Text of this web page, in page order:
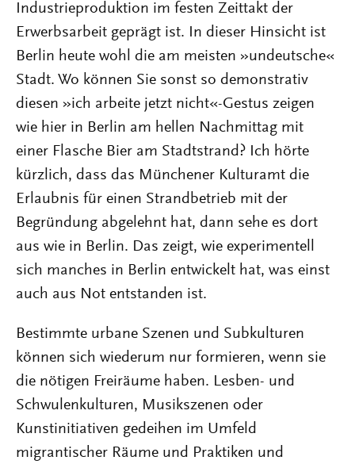
Industrieproduktion im festen Zeittakt der
Erwerbsarbeit geprägt ist. In dieser Hinsicht ist
Berlin heute wohl die am meisten »undeutsche«
Stadt. Wo können Sie sonst so demonstrativ
diesen »ich arbeite jetzt nicht«-Gestus zeigen
wie hier in Berlin am hellen Nachmittag mit
einer Flasche Bier am Stadtstrand? Ich hörte
kürzlich, dass das Münchener Kulturamt die
Erlaubnis für einen Strandbetrieb mit der
Begründung abgelehnt hat, dann sehe es dort
aus wie in Berlin. Das zeigt, wie experimentell
sich manches in Berlin entwickelt hat, was einst
auch aus Not entstanden ist.
Bestimmte urbane Szenen und Subkulturen
können sich wiederum nur formieren, wenn sie
die nötigen Freiräume haben. Lesben- und
Schwulenkulturen, Musikszenen oder
Kunstinitiativen gedeihen im Umfeld
migrantischer Räume und Praktiken und